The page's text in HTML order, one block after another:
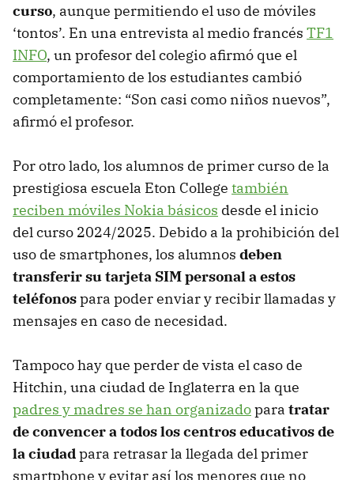
curso, aunque permitiendo el uso de móviles
‘tontos’. En una entrevista al medio francés TF1
INFO, un profesor del colegio afirmó que el
comportamiento de los estudiantes cambió
completamente: “Son casi como niños nuevos”,
afirmó el profesor.
Por otro lado, los alumnos de primer curso de la
prestigiosa escuela Eton College también
reciben móviles Nokia básicos desde el inicio
del curso 2024/2025. Debido a la prohibición del
uso de smartphones, los alumnos deben
transferir su tarjeta SIM personal a estos
teléfonospara poder enviar y recibir llamadas y
mensajes en caso de necesidad.
Tampoco hay que perder de vista el caso de
Hitchin, una ciudad de Inglaterra en la que
padres y madres se han organizadopara tratar
de convencer a todos los centros educativos de
la ciudadpara retrasar la llegada del primer
smartphone y evitar así los menores que no